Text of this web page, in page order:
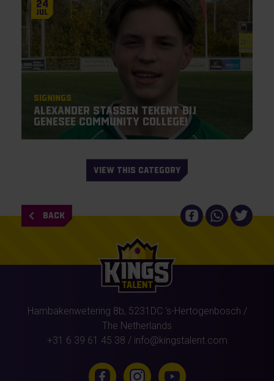
24
Jul
Signings
Alexander Stassen tekent bij
Genesee Community College!
VIEW THIS CATEGORY
BACK
Hambakenwetering 8b, 5231DC 's-Hertogenbosch /
The Netherlands
+31 6 39 61 45 38 / info@kingstalent.com